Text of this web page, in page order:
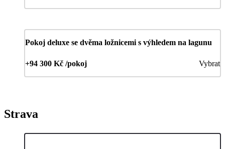
Pokoj deluxe se dvěma ložnicemi s výhledem na lagunu
+94 300 Kč /pokoj Vybrat
Strava